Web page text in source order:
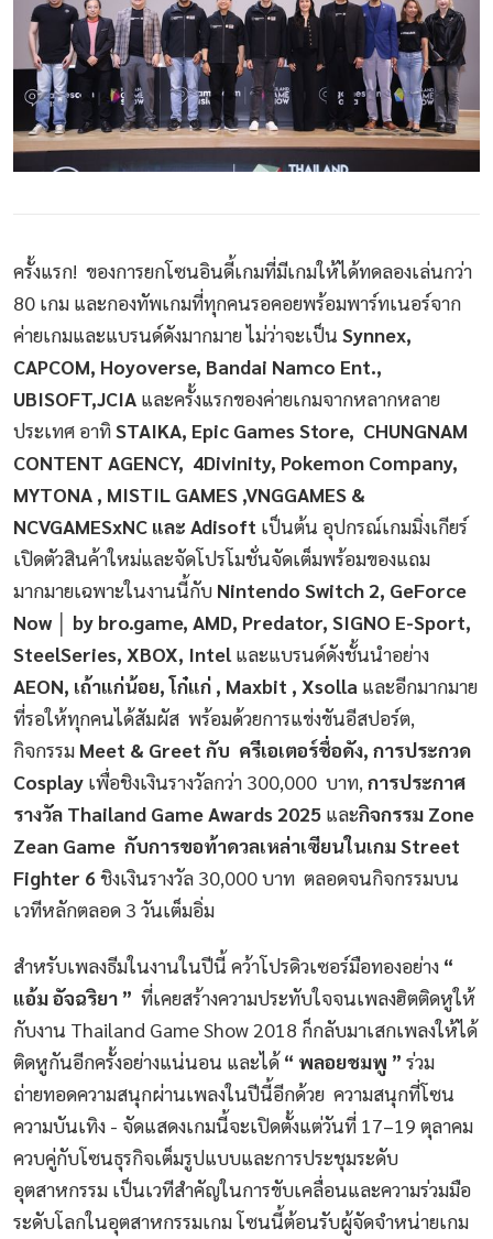
ครั้งแรก! ของการยกโซนอินดี้เกมที่มีเกมให้ได้ทดลองเล่นกว่า
80 เกม และกองทัพเกมที่ทุกคนรอคอยพร้อมพาร์ทเนอร์จาก
ค่ายเกมและแบรนด์ดังมากมาย ไม่ว่าจะเป็น Synnex,
CAPCOM, Hoyoverse, Bandai Namco Ent.,
UBISOFT,JCIA และครั้งแรกของค่ายเกมจากหลากหลาย
ประเทศ อาทิSTAIKA, Epic Games Store, CHUNGNAM
CONTENT AGENCY, 4Divinity, Pokemon Company,
MYTONA , MISTIL GAMES ,VNGGAMES &
NCVGAMESxNC และ Adisoft เป็นต้น อุปกรณ์เกมมิ่งเกียร์
เปิดตัวสินค้าใหม่และจัดโปรโมชั่นจัดเต็มพร้อมของแถม
มากมายเฉพาะในงานนี้กับ Nintendo Switch 2, GeForce
Now │ by bro.game, AMD, Predator, SIGNO E-Sport,
SteelSeries, XBOX, Intelและแบรนด์ดังชั้นนำอย่าง
AEON, เถ้าแก่น้อย, โก๋แก่ , Maxbit , Xsolla และอีกมากมาย
ที่รอให้ทุกคนได้สัมผัส พร้อมด้วยการแข่งขันอีสปอร์ต,
กิจกรรม Meet & Greet กับ ครีเอเตอร์ชื่อดัง, การประกวด
Cosplay เพื่อชิงเงินรางวัลกว่า 300,000 บาท, การประกาศ
รางวัล Thailand Game Awards 2025 และกิจกรรม Zone
Zean Game กับการขอท้าดวลเหล่าเซียนในเกม Street
Fighter 6ชิงเงินรางวัล 30,000 บาท ตลอดจนกิจกรรมบน
เวทีหลักตลอด 3 วันเต็มอิ่ม
สำหรับเพลงธีมในงานในปีนี้ คว้าโปรดิวเซอร์มือทองอย่าง “
แอ้ม อัจฉริยา ” ที่เคยสร้างความประทับใจจนเพลงฮิตติดหูให้
กับงาน Thailand Game Show 2018 ก็กลับมาเสกเพลงให้ได้
ติดหูกันอีกครั้งอย่างแน่นอน และได้“ พลอยชมพู ” ร่วม
ถ่ายทอดความสนุกผ่านเพลงในปีนี้อีกด้วย ความสนุกที่โซน
ความบันเทิง - จัดแสดงเกมนี้จะเปิดตั้งแต่วันที่ 17–19 ตุลาคม
ควบคู่กับโซนธุรกิจเต็มรูปแบบและการประชุมระดับ
อุตสาหกรรม เป็นเวทีสำคัญในการขับเคลื่อนและความร่วมมือ
ระดับโลกในอุตสาหกรรมเกม โซนนี้ต้อนรับผู้จัดจำหน่ายเกม